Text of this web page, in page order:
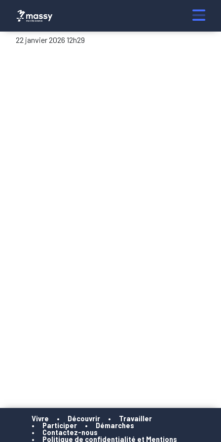
22 janvier 2026 12h29
Vivre Découvrir
Travailler
Participer
Démarches
Contactez-nous
Politique de confidentialité et Mentions